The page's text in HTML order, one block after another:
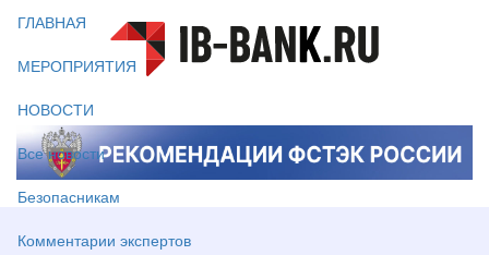
ГЛАВНАЯ
МЕРОПРИЯТИЯ
НОВОСТИ
Все новости
Безопасникам
Комментарии экспертов